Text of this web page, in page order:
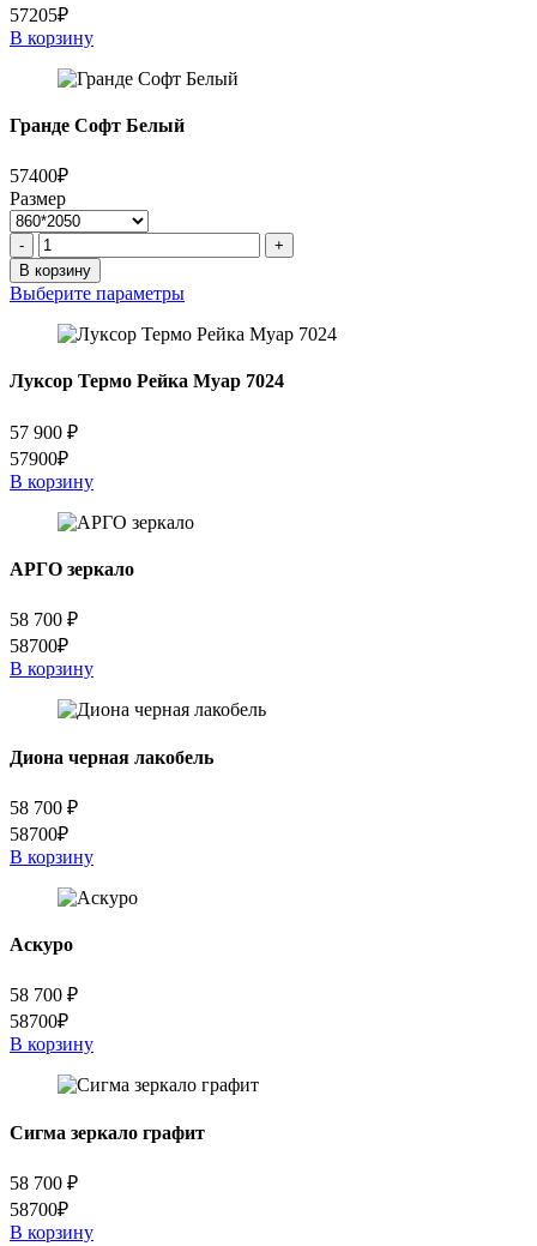
57205₽
В корзину
Гранде Софт Белый
57400₽
Размер
Количество
товара
Гранде
Софт
Белый
-
+
В корзину
Выберите параметры
Луксор Термо Рейка Муар 7024
57 900 ₽
57900₽
В корзину
АРГО зеркало
58 700 ₽
58700₽
В корзину
Диона черная лакобель
58 700 ₽
58700₽
В корзину
Аскуро
58 700 ₽
58700₽
В корзину
Сигма зеркало графит
58 700 ₽
58700₽
В корзину